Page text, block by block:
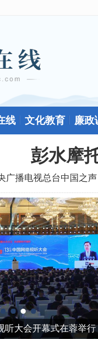
线 文化教育 廉政
彭水摩
广播电视总台中国之
听大会开幕式在蓉举行